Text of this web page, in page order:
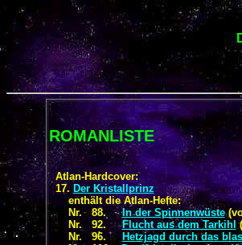
ROMANLISTE
Atlan-Hardcover:
17. Der Kristallprinz
enthält die Atlan-Hefte:
Nr. 88.In der Spinnenwüste
Nr. 92.Flucht aus dem Tarkihl
Nr. 96.
Hetzjagd durch das